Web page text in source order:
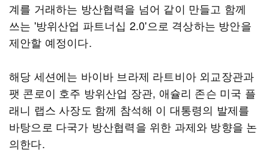
계를 거래하는 방산협력을 넘어 같이 만들고 함께
쓰는 '방위산업 파트너십 2.0'으로 격상하는 방안을
제안할 예정이다.
해당 세션에는 바이바 브라제 라트비아 외교장관과
팻 콘로이 호주 방위산업 장관, 애슐리 존슨 미국 플
래니 랩스 사장도 함께 참석해 이 대통령의 발제를
바탕으로 다국가 방산협력을 위한 과제와 방향을 논
의한다.